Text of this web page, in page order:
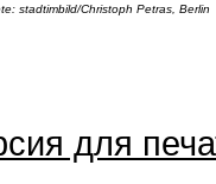
stadtimbild/Christoph Petras, Berlin
для